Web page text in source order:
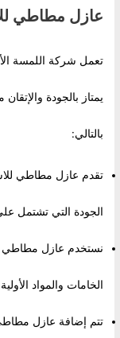
عازل مطاطي
تعمل شركة اللمسة
يمتاز بالجودة
بالتالي:
تقدم عازل مطاطي
الجودة التي تشتمل
نستخدم عازل مطاطي
الخامات والمواد
تتم إضافة عازل